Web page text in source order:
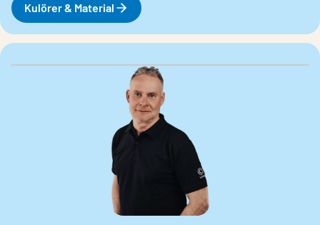
Kulörer & Material